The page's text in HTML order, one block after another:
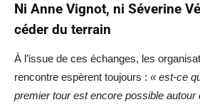
Ni Anne Vignot, ni Séverine
céder du terrain
À l’issue de ces échanges, les
rencontre espèrent toujours : « est-ce
premier tour est encore possible autour